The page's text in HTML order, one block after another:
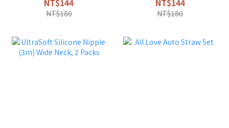
NT$144
NT$180
NT$144
NT$180